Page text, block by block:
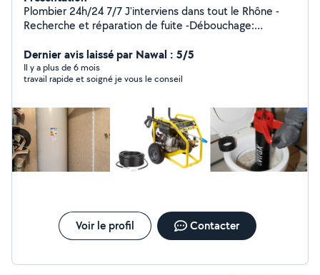
Plombier 24h/24 7/7 J'interviens dans tout le Rhône -
Recherche et réparation de fuite -Débouchage:
canalisation avec matériel haute pression -inspection
canalisation avec caméra vidéo -Changement de votre
ancienne robinetterie -Remplacement Wc baignoire
d'eau chaude toute marques devis gratuit Serrurier
24h/24 7j/7j'interviens dans tout le Rhône et ça
banlieue, serrurier depuis 20 ans Ouverture de porte
claque fermée à cle remplacement de Serrure, toute
marque barillet toute marque serrure de boîte aux
keso vak muel cavith heracles dom
Dernier avis laissé par Nawal : 5/5
Il y a plus de 6 mois
travail rapide et soigné je vous le conseil
Voir le profil Contacter